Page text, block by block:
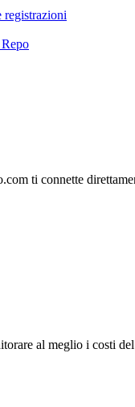
registrazioni
ti connette
al meglio i costi